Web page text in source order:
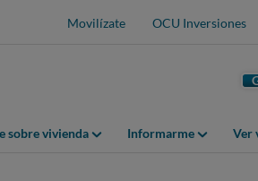
Movilízate OCU Inversiones
sobre vivienda Informarme Ver